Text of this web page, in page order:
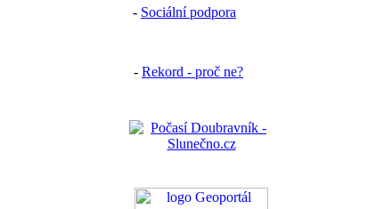
- Sociální podpora
- Rekord - proč ne?